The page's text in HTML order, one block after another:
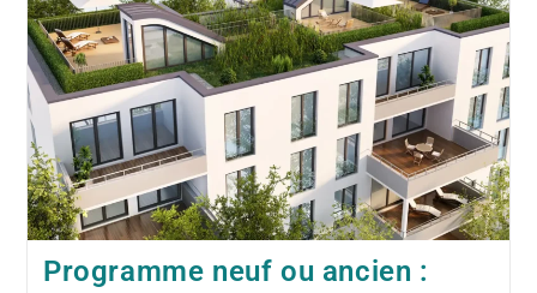
Programme neuf ou ancien :